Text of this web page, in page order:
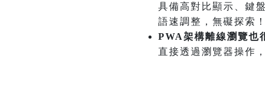
具備高對比顯示、鍵
語速調整，無礙探索！
PWA架構離線瀏覽也
直接透過瀏覽器操作